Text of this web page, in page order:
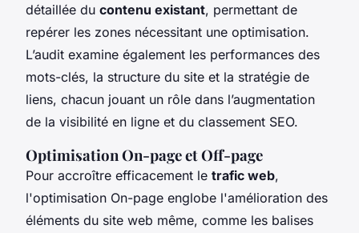
détaillée du contenu existant, permettant de
repérer les zones nécessitant une optimisation.
L’audit examine également les performances des
mots-clés, la structure du site et la stratégie de
liens, chacun jouant un rôle dans l’augmentation
de la visibilité en ligne et du classement SEO.
Optimisation On-page et Off-page
Pour accroître efficacement le trafic web,
l'optimisation On-page englobe l'amélioration des
éléments du site web même, comme les balises